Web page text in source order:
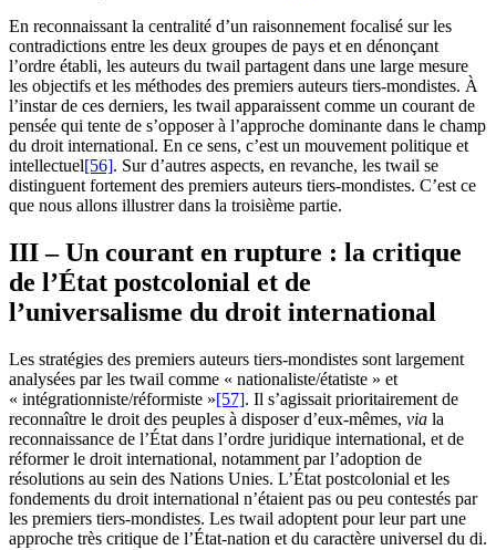
En reconnaissant la centralité d’un raisonnement focalisé sur les
contradictions entre les deux groupes de pays et en dénonçant
l’ordre établi, les auteurs du twail partagent dans une large mesure
les objectifs et les méthodes des premiers auteurs tiers-mondistes. À
l’instar de ces derniers, les twail apparaissent comme un courant de
pensée qui tente de s’opposer à l’approche dominante dans le champ
du droit international. En ce sens, c’est un mouvement politique et
intellectuel[56]. Sur d’autres aspects, en revanche, les twail se
distinguent fortement des premiers auteurs tiers-mondistes. C’est ce
que nous allons illustrer dans la troisième partie.
III – Un courant en rupture : la critique
de l’État postcolonial et de
l’universalisme du droit international
Les stratégies des premiers auteurs tiers-mondistes sont largement
analysées par les twail comme « nationaliste/étatiste » et
« intégrationniste/réformiste »[57]. Il s’agissait prioritairement de
reconnaître le droit des peuples à disposer d’eux-mêmes, via la
reconnaissance de l’État dans l’ordre juridique international, et de
réformer le droit international, notamment par l’adoption de
résolutions au sein des Nations Unies. L’État postcolonial et les
fondements du droit international n’étaient pas ou peu contestés par
les premiers tiers-mondistes. Les twail adoptent pour leur part une
approche très critique de l’État-nation et du caractère universel du di.